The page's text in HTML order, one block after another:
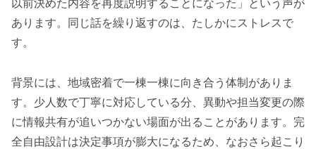
以前決めた内容を再度説明することになった」という声が
あります。同じ話を繰り返すのは、たしかにストレスで
す。
背景には、地域密着で一棟一棟に向き合う体制がありま
す。少人数で丁寧に対応している分、異動や担当変更の際
に情報共有が追いつかない場面が出ることがあります。完
全自由設計は決定事項が膨大になるため、なおさら起こり